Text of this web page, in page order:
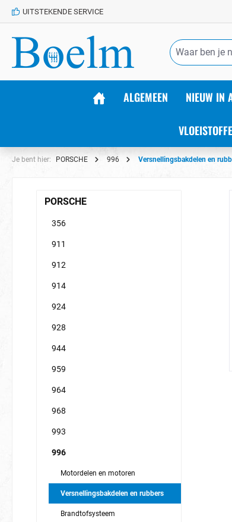
hoofdinhoud
UITSTEKENDE SERVICE
ALGEMEEN NIEUW IN
Je bent hier: PORSCHE 996 Versnellingsbakdelen en
PORSCHE
356
911
912
914
924
928
944
959
964
968
993
996
Motordelen en motoren
Versnellingsbakdelen en rubbers
Brandtofsysteem